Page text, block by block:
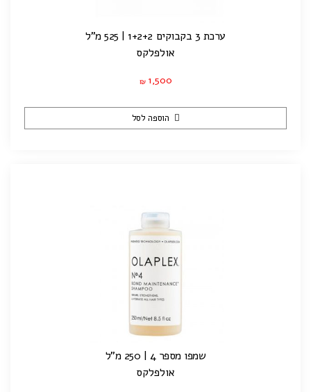
ערכת 3 בקבוקים 1+2+2 | 525 מ"ל
אולפלקס
₪ 1,500
הוספה לסל
שמפו מספר 4 | 250 מ"ל
אולפלקס